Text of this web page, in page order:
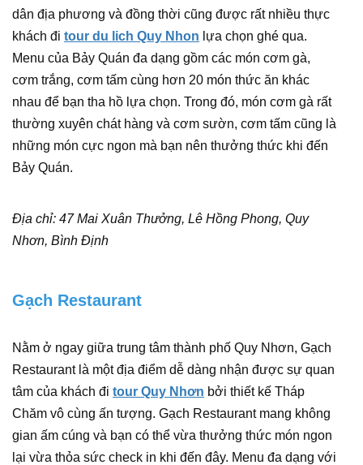
dân địa phương và đồng thời cũng được rất nhiều thực
khách đi tour du lich Quy Nhon lựa chọn ghé qua.
Menu của Bảy Quán đa dạng gồm các món cơm gà,
cơm trắng, cơm tấm cùng hơn 20 món thức ăn khác
nhau để bạn tha hồ lựa chọn. Trong đó, món cơm gà rất
thường xuyên chát hàng và cơm sườn, cơm tấm cũng là
những món cực ngon mà bạn nên thưởng thức khi đến
Bảy Quán.
Địa chỉ: 47 Mai Xuân Thưởng, Lê Hồng Phong, Quy
Nhơn, Bình Định
Gạch Restaurant
Nằm ở ngay giữa trung tâm thành phố Quy Nhơn, Gạch
Restaurant là một địa điểm dễ dàng nhận được sự quan
tâm của khách đi tour Quy Nhơn bởi thiết kế Tháp
Chăm vô cùng ấn tượng. Gạch Restaurant mang không
gian ấm cúng và bạn có thể vừa thưởng thức món ngon
lại vừa thỏa sức check in khi đến đây. Menu đa dạng với